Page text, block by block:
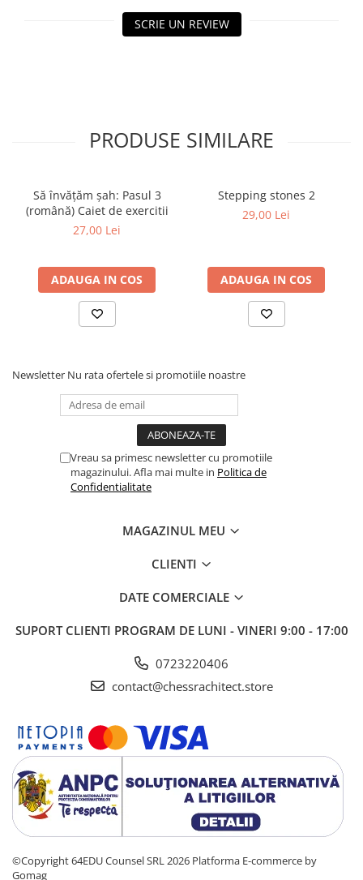
Tabla De Demonstratie
Tactica
Caiete Partida
Produse Digitale
Conținut Video
Universul Chess Architect
Kit Chess Architect
Experiențe Șahiste
Pachete ChessArchitect
SCRIE UN REVIEW
PRODUSE SIMILARE
Să învățăm șah: Pasul 3
(română) Caiet de exercitii
27,00 Lei
ADAUGA IN COS
Stepping stones 2
29,00 Lei
ADAUGA IN COS
Newsletter Nu rata ofertele si promotiile noastre
Vreau sa primesc newsletter cu promotiile
magazinului. Afla mai multe in Politica de
Confidentialitate
MAGAZINUL MEU
CLIENTI
DATE COMERCIALE
SUPORT CLIENTI PROGRAM DE LUNI - VINERI 9:00 - 17:00
0723220406
contact@chessrachitect.store
©Copyright 64EDU Counsel SRL 2026 Platforma E-commerce by
Gomag